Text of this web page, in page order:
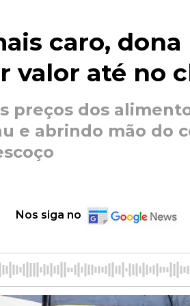
caro, dona
valor até no
preços dos
e abrindo mão do
Nos siga no